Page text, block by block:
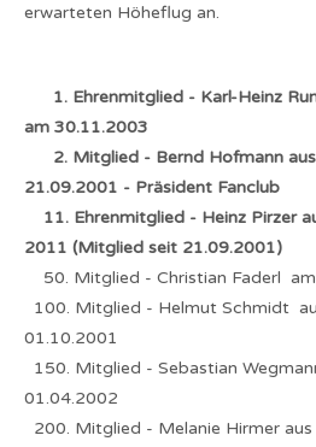
erwarteten Höheflug an.
1. Ehrenmitglied - Karl-Heinz
am 30.11.2003
2. Mitglied - Bernd Hofmann
21.09.2001 - Präsident Fanclub
11. Ehrenmitglied - Heinz Pirzer
2011 (Mitglied seit 21.09.2001)
50. Mitglied - Christian Faderl
100. Mitglied - Helmut Schmidt
01.10.2001
150. Mitglied - Sebastian
01.04.2002
200. Mitglied - Melanie Hirmer